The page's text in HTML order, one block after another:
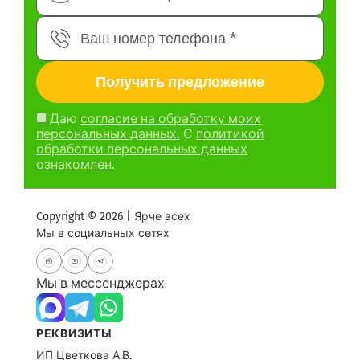
Даю согласие на обработку моих
персональных данных. С политикой
обработки персональных данных
ознакомлен.
Copyright © 2026 | Ярче всех
Мы в социальных сетях
Мы в мессенджерах
РЕКВИЗИТЫ
ИП Цветкова А.В.